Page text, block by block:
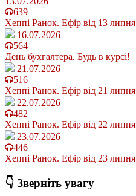
639
Хеппі Ранок. Ефір від 13 липня
16.07.2026
564
День бухгалтера. Будь в курсі!
21.07.2026
516
Хеппі Ранок. Ефір від 21 липня
22.07.2026
482
Хеппі Ранок. Ефір від 22 липня
23.07.2026
446
Хеппі Ранок. Ефір від 23 липня
👇 Зверніть увагу